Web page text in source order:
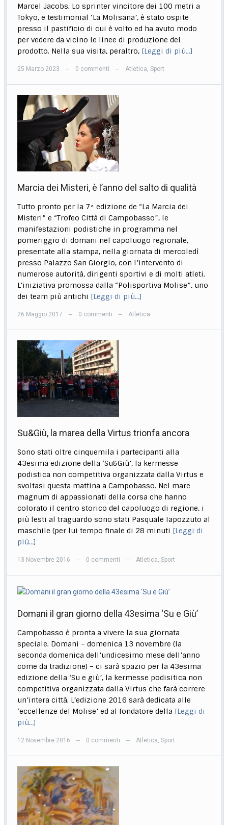
Marcel Jacobs. Lo sprinter vincitore dei 100 metri a
Tokyo, e testimonial ‘La Molisana’, è stato ospite
presso il pastificio di cui è volto ed ha avuto modo
per vedere da vicino le linee di produzione del
prodotto. Nella sua visita, peraltro, [Leggi di più…]
25 Marzo 2023 — 0 commenti — Atletica ,Sport
Marcia dei Misteri, è l’anno del salto di qualità
Tutto pronto per la 7^ edizione de “La Marcia dei
Misteri” e “Trofeo Città di Campobasso”, le
manifestazioni podistiche in programma nel
pomeriggio di domani nel capoluogo regionale,
presentate alla stampa, nella giornata di mercoledì
presso Palazzo San Giorgio, con l’intervento di
numerose autorità, dirigenti sportivi e di molti atleti.
L’iniziativa promossa dalla “Polisportiva Molise”, uno
dei team più antichi [Leggi di più…]
26 Maggio 2017 — 0 commenti — Atletica
Su&Giù, la marea della Virtus trionfa ancora
Sono stati oltre cinquemila i partecipanti alla
43esima edizione della ‘Su&Giù’, la kermesse
podistica non competitiva organizzata dalla Virtus e
svoltasi questa mattina a Campobasso. Nel mare
magnum di appassionati della corsa che hanno
colorato il centro storico del capoluogo di regione, i
più lesti al traguardo sono stati Pasquale Iapozzuto al
maschile (per lui tempo finale di 28 minuti [Leggi di
più…]
13 Novembre 2016 — 0 commenti — Atletica ,Sport
Domani il gran giorno della 43esima ‘Su e Giù’
Campobasso è pronta a vivere la sua giornata
speciale. Domani – domenica 13 novembre (la
seconda domenica dell’undicesimo mese dell’anno
come da tradizione) – ci sarà spazio per la 43esima
edizione della ‘Su e giù’, la kermesse podisitica non
competitiva organizzata dalla Virtus che farà correre
un’intera città. L’edizione 2016 sarà dedicata alle
‘eccellenze del Molise’ ed al fondatore della [Leggi di
più…]
12 Novembre 2016 — 0 commenti — Atletica,Sport